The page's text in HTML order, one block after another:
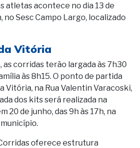
atletas acontece no dia 13 de
no Sesc Campo Largo, localizado
Vitória
as corridas terão largada às 7h30
às 8h15. O ponto de partida
Vitória, na Rua Valentin Varacoski,
dos kits será realizada na
20 de junho, das 9h às 17h, na
oferece estrutura